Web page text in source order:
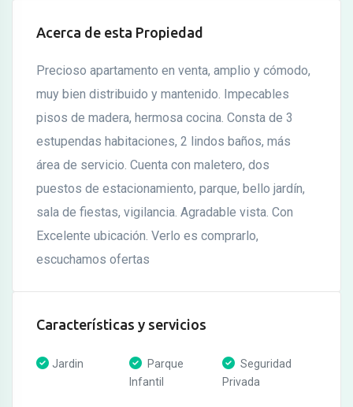
Acerca de esta Propiedad
Precioso apartamento en venta, amplio y cómodo,
muy bien distribuido y mantenido. Impecables
pisos de madera, hermosa cocina. Consta de 3
estupendas habitaciones, 2 lindos baños, más
área de servicio. Cuenta con maletero, dos
puestos de estacionamiento, parque, bello jardín,
sala de fiestas, vigilancia. Agradable vista. Con
Excelente ubicación. Verlo es comprarlo,
escuchamos ofertas
Características y servicios
Jardin
Parque
Infantil
Seguridad
Privada